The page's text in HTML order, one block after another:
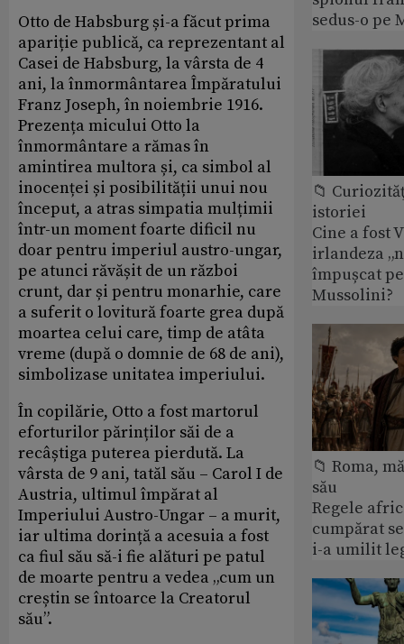
Otto de Habsburg și-a făcut prima
apariție publică, ca reprezentant al
Casei de Habsburg, la vârsta de 4
ani, la înmormântarea Împăratului
Franz Joseph, în noiembrie 1916.
Prezența micului Otto la
înmormântare a rămas în
amintirea multora și, ca simbol al
inocenței și posibilității unui nou
început, a atras simpatia mulțimii
într-un moment foarte dificil nu
doar pentru imperiul austro-ungar,
pe atunci răvășit de un război
crunt, dar și pentru monarhie, care
a suferit o lovitură foarte grea după
moartea celui care, timp de atâta
vreme (după o domnie de 68 de ani),
simbolizase unitatea imperiului.
În copilărie, Otto a fost martorul
eforturilor părinților săi de a
recâștiga puterea pierdută. La
vârsta de 9 ani, tatăl său – Carol I de
Austria, ultimul împărat al
Imperiului Austro-Ungar – a murit,
iar ultima dorință a acesuia a fost
ca fiul său să-i fie alături pe patul
de moarte pentru a vedea „cum un
creștin se întoarce la Creatorul
său”.
sedus-o pe
📁
istoriei
Cine a fost
irlandeza
împușcat
Mussolini?
📁 Roma,
său
Regele
cumpărat
i-a umilit